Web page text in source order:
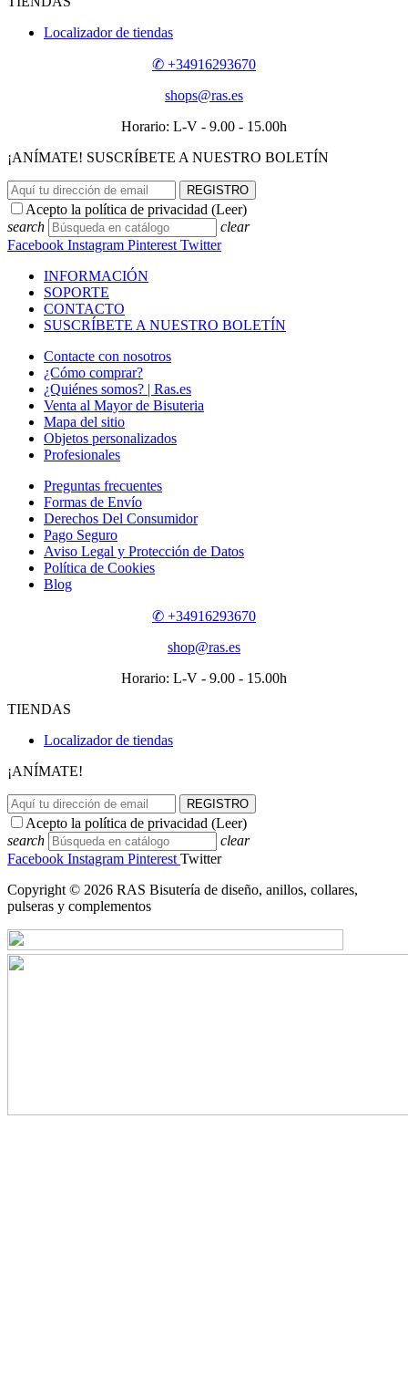
Localizador de tiendas
✆ +34916293670
shops@ras.es
Horario: L-V - 9.00 - 15.00h
¡ANÍMATE! SUSCRÍBETE A NUESTRO BOLETÍN
REGISTRO
Acepto la política de privacidad (Leer)
search
clear
Facebook Instagram Pinterest Twitter
INFORMACIÓN
SOPORTE
CONTACTO
SUSCRÍBETE A NUESTRO BOLETÍN
Contacte con nosotros
¿Cómo comprar?
¿Quiénes somos? | Ras.es
Venta al Mayor de Bisuteria
Mapa del sitio
Objetos personalizados
Profesionales
Preguntas frecuentes
Formas de Envío
Derechos Del Consumidor
Pago Seguro
Aviso Legal y Protección de Datos
Política de Cookies
Blog
✆ +34916293670
shop@ras.es
Horario: L-V - 9.00 - 15.00h
TIENDAS
Localizador de tiendas
¡ANÍMATE!
REGISTRO
Acepto la política de privacidad (Leer)
search
clear
Facebook Instagram Pinterest Twitter
Copyright © 2026 RAS Bisutería de diseño, anillos, collares,
pulseras y complementos